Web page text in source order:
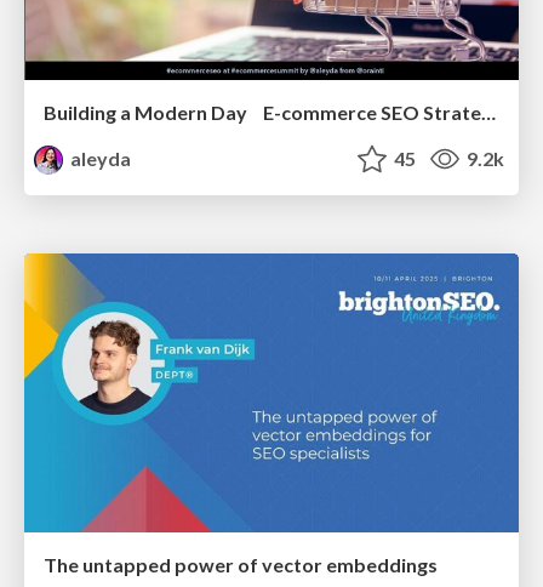
Building a Modern Day E-commerce SEO Strategy
aleyda
45 9.2k
The untapped power of vector embeddings